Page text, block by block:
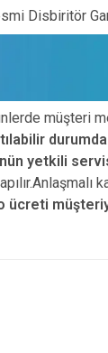
Disbiritör
müşteri
durumda
yetkili
ücreti